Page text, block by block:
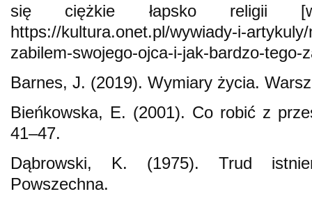
się ciężkie łapsko religii
https://kultura.onet.pl/wywiady-i-
zabilem-swojego-ojca-i-jak-bardzo-tego-
Barnes, J. (2019). Wymiary życia.
Bieńkowska, E. (2001). Co robić z
41–47.
Dąbrowski, K. (1975). Trud
Powszechna.